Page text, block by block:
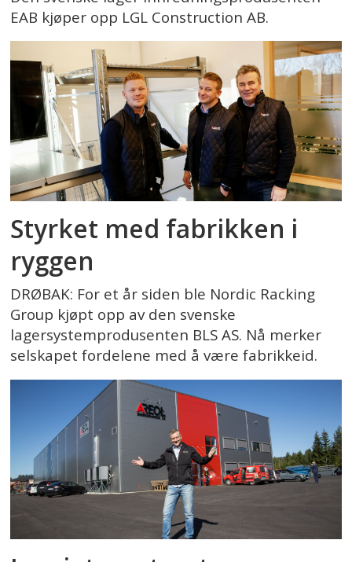
EAB kjøper opp LGL Construction AB.
Styrket med fabrikken i
ryggen
DRØBAK: For et år siden ble Nordic Racking
Group kjøpt opp av den svenske
lagersystemprodusenten BLS AS. Nå merker
selskapet fordelene med å være fabrikkeid.